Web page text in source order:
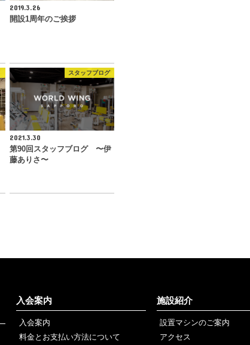
2019.3.26
開設1周年のご挨拶
スタッフブログ
2021.3.30
第90回スタッフブログ 〜伊
藤ありさ〜
入会案内
入会案内
料金とお支払い方法について
施設紹介
設置マシンのご案内
アクセス